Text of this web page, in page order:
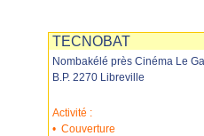
TECNOBAT
Nombakélé près Cinéma Le
B.P. 2270 Libreville
Activité :
• Couverture